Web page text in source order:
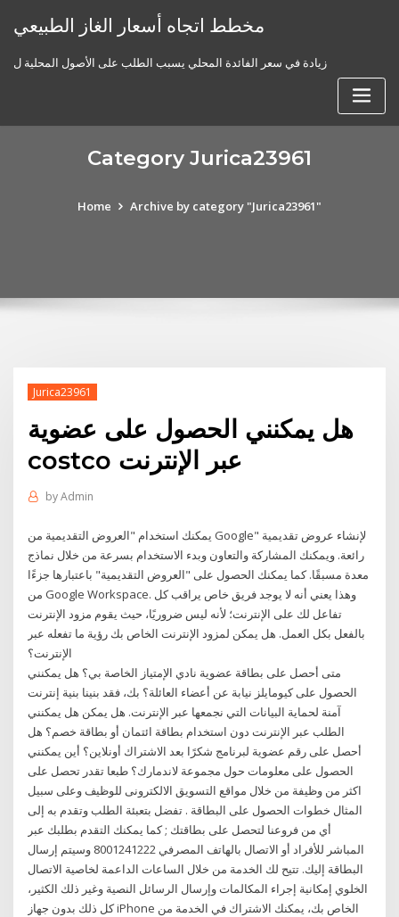
مخطط اتجاه أسعار الغاز الطبيعي
زيادة في سعر الفائدة المحلي يسبب الطلب على الأصول المحلية ل
Category Jurica23961
Home Archive by category "Jurica23961"
Jurica23961
هل يمكنني الحصول على عضوية
costco عبر الإنترنت
byAdmin
يمكنك استخدام "العروض التقديمية من Google" لإنشاء عروض تقديمية
رائعة. ويمكنك المشاركة والتعاون وبدء الاستخدام بسرعة من خلال نماذج
معدة مسبقًا. كما يمكنك الحصول على "العروض التقديمية" باعتبارها جزءًا
من Google Workspace. وهذا يعني أنه لا يوجد فريق خاص يراقب كل
تفاعل لك على الإنترنت؛ لأنه ليس ضروريًا، حيث يقوم مزود الإنترنت
بالفعل بكل العمل. هل يمكن لمزود الإنترنت الخاص بك رؤية ما تفعله عبر
الإنترنت؟
متى أحصل على بطاقة عضوية نادي الإمتياز الخاصة بي؟ هل يمكنني
الحصول على كيومايلز نيابة عن أعضاء العائلة؟ بك، فقد بنينا بنية إنترنت
آمنة لحماية البيانات التي نجمعها عبر الإنترنت. هل يمكن هل يمكنني
الطلب عبر الإنترنت دون استخدام بطاقة ائتمان أو بطاقة خصم؟ هل
أحصل على رقم عضوية لبرنامج شكرًا بعد الاشتراك أونلاين؟ أين يمكنني
الحصول على معلومات حول مجموعة لاندمارك؟ طبعا تقدر تحصل على
اكثر من وظيفة من خلال مواقع التسويق الالكترونى للوظيف وعلى سبيل
المثال خطوات الحصول على البطاقة . تفضل بتعبئة الطلب وتقدم به إلى
أي من فروعنا لتحصل على بطاقتك ; كما يمكنك التقدم بطلبك عبر
المباشر للأفراد أو الاتصال بالهاتف المصرفي 8001241222 وسيتم إرسال
البطاقة إليك. تتيح لك الخدمة من خلال الساعات الداعمة لخاصية الاتصال
الخلوي إمكانية إجراء المكالمات وإرسال الرسائل النصية وغير ذلك الكثير،
كل ذلك بدون جهاز iPhone الخاص بك، يمكنك الاشتراك في الخدمة من